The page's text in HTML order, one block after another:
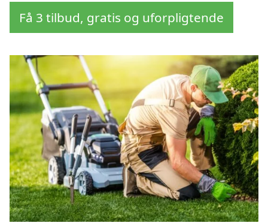
Få 3 tilbud, gratis og uforpligtende